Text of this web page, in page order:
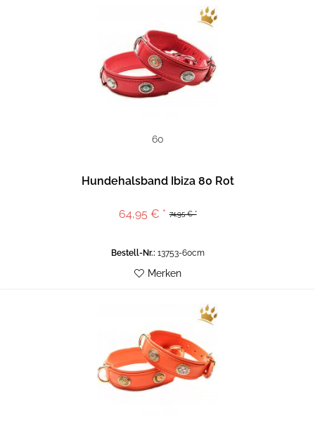
60
Hundehalsband Ibiza 80 Rot
74,95 € *
64,95 € *
Bestell-Nr.: 13753-60cm
Merken